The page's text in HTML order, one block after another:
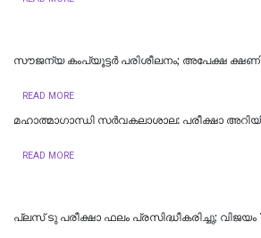
സൗജന്യ കംപ്യൂട്ടര്‍ പരിശീലനം; അപേക്ഷ
READ MORE
മഹാത്മാഗാന്ധി സർവകലാശാല: പരീക്ഷാ
READ MORE
പ്ലസ് ടു പരീക്ഷാ ഫലം പ്രസിദ്ധീകരിച്ചു; വിജയം